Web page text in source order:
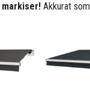
Akkurat